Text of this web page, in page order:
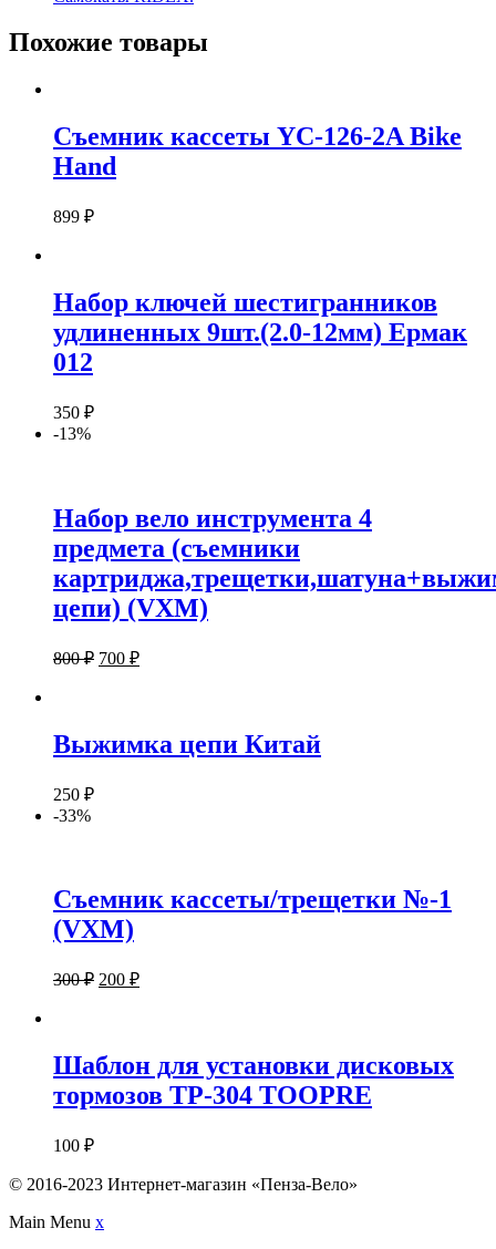
Похожие товары
Съемник кассеты YC-126-2A Bike
Hand
899 ₽
Набор ключей шестигранников
удлиненных 9шт.(2.0-12мм) Ермак
012
350 ₽
-13%
Набор вело инструмента 4
предмета (съемники
цепи) (VXM)
800₽ 700 ₽
Выжимка цепи Китай
250 ₽
-33%
Съемник кассеты/трещетки №-1
(VXM)
300₽ 200 ₽
Шаблон для установки дисковых
тормозов TP-304 TOOPRE
100 ₽
© 2016-2023 Интернет-магазин «Пенза-Вело»
Main Menu x